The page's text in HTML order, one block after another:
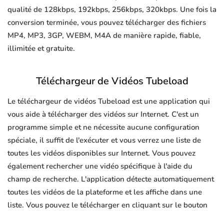
qualité de 128kbps, 192kbps, 256kbps, 320kbps. Une fois la
conversion terminée, vous pouvez télécharger des fichiers
MP4, MP3, 3GP, WEBM, M4A de manière rapide, fiable,
illimitée et gratuite.
Téléchargeur de Vidéos Tubeload
Le téléchargeur de vidéos Tubeload est une application qui
vous aide à télécharger des vidéos sur Internet. C'est un
programme simple et ne nécessite aucune configuration
spéciale, il suffit de l'exécuter et vous verrez une liste de
toutes les vidéos disponibles sur Internet. Vous pouvez
également rechercher une vidéo spécifique à l'aide du
champ de recherche. L'application détecte automatiquement
toutes les vidéos de la plateforme et les affiche dans une
liste. Vous pouvez le télécharger en cliquant sur le bouton